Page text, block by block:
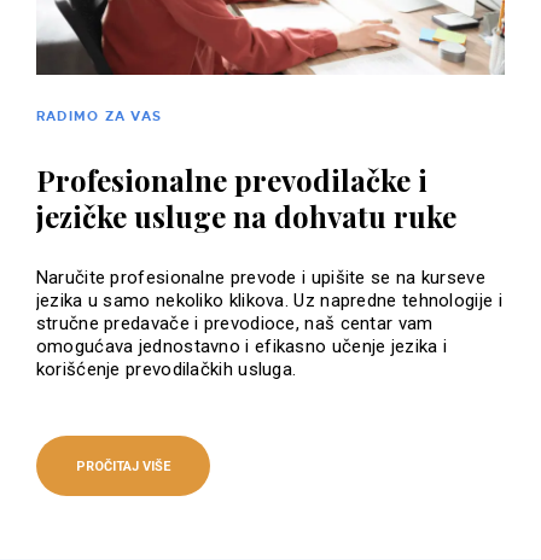
RADIMO ZA VAS
Profesionalne prevodilačke i
jezičke usluge na dohvatu ruke
Naručite profesionalne prevode i upišite se na kurseve
jezika u samo nekoliko klikova. Uz napredne tehnologije i
stručne predavače i prevodioce, naš centar vam
omogućava jednostavno i efikasno učenje jezika i
korišćenje prevodilačkih usluga.
PROČITAJ VIŠE